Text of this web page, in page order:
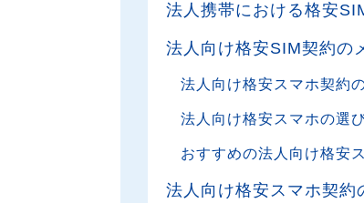
法人携帯における格安
法人向け格安SIM契約の
法人向け格安スマホ契約
法人向け格安スマホの選
おすすめの法人向け格安
法人向け格安スマホ契約